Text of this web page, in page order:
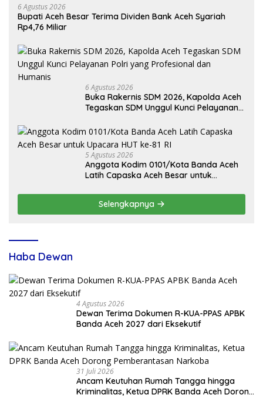
6 Agustus 2026
Bupati Aceh Besar Terima Dividen Bank Aceh Syariah
Rp4,76 Miliar
6 Agustus 2026
Buka Rakernis SDM 2026, Kapolda Aceh
Tegaskan SDM Unggul Kunci Pelayanan
5 Agustus 2026
Anggota Kodim 0101/Kota Banda Aceh
Latih Capaska Aceh Besar untuk
Selengkapnya
Haba Dewan
4 Agustus 2026
Dewan Terima Dokumen R-KUA-PPAS APBK
Banda Aceh 2027 dari Eksekutif
31 Juli 2026
Ancam Keutuhan Rumah Tangga hingga
Kriminalitas, Ketua DPRK Banda Aceh Dorong